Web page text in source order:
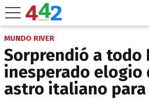
MUNDO RIVER
Sorprendió a todo
inesperado elogio
astro italiano para